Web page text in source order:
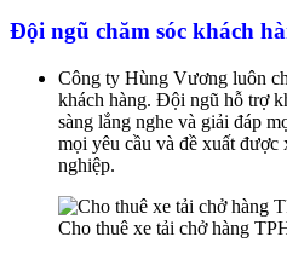
Đội ngũ chăm sóc khách
Công ty Hùng Vương luôn
khách hàng. Đội ngũ hỗ trợ
sàng lắng nghe và giải đáp
mọi yêu cầu và đề xuất
nghiệp.
Cho thuê xe tải chở hàng